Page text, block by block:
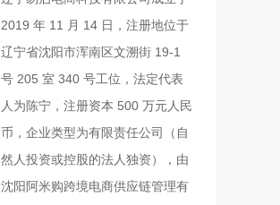
2019 年 11 月 14 日，注册地位于
辽宁省沈阳市浑南区文溯街 19-1
号 205 室 340 号工位，法定代表
人为陈宁，注册资本 500 万元人民
币，企业类型为有限责任公司（自
然人投资或控股的法人独资），由
沈阳阿米购跨境电商供应链管理有